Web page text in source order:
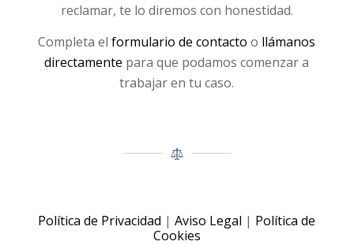
reclamar, te lo diremos con honestidad.
Completa elformulario de contacto o llámanos
directamente para que podamos comenzar a
trabajar en tu caso.
Política de Privacidad |Aviso Legal | Política de
Cookies